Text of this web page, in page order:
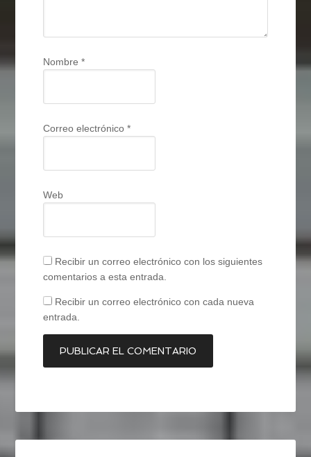
Nombre*
Correo electrónico*
Web
Recibir un correo electrónico con los siguientes
comentarios a esta entrada.
Recibir un correo electrónico con cada nueva
entrada.